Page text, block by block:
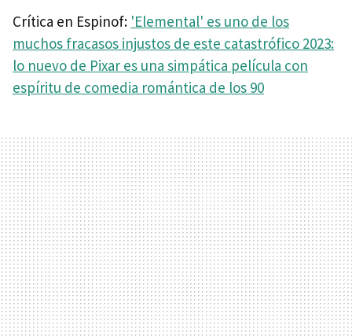
Crítica en Espinof: 'Elemental' es uno de los
muchos fracasos injustos de este catastrófico 2023:
lo nuevo de Pixar es una simpática película con
espíritu de comedia romántica de los 90